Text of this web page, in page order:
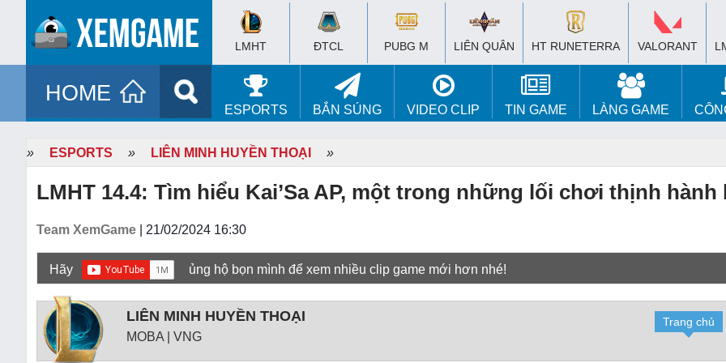
LMHT ĐTCL PUBG M LIÊN QUÂN HT RUNETERRA VALORANT
HOME
ESPORTS BẮN SÚNG VIDEO CLIP TIN GAME LÀNG GAME
» ESPORTS » LIÊN MINH HUYỀN THOẠI »
LMHT 14.4: Tìm hiểu Kai’Sa AP, một trong những lối chơi thịnh hành
Team XemGame | 21/02/2024 16:30
Hãy ủng hộ bọn mình để xem nhiều clip game mới hơn nhé!
LIÊN MINH HUYỀN THOẠI
MOBA | VNG
Trang chủ